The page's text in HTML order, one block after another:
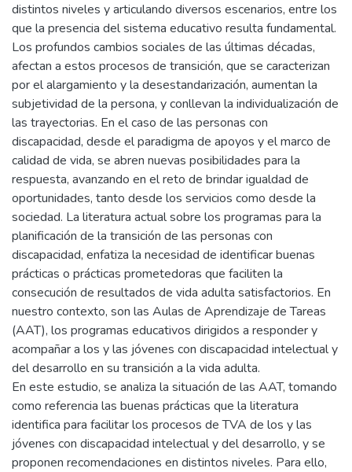
distintos niveles y articulando diversos escenarios, entre los
que la presencia del sistema educativo resulta fundamental.
Los profundos cambios sociales de las últimas décadas,
afectan a estos procesos de transición, que se caracterizan
por el alargamiento y la desestandarización, aumentan la
subjetividad de la persona, y conllevan la individualización de
las trayectorias. En el caso de las personas con
discapacidad, desde el paradigma de apoyos y el marco de
calidad de vida, se abren nuevas posibilidades para la
respuesta, avanzando en el reto de brindar igualdad de
oportunidades, tanto desde los servicios como desde la
sociedad. La literatura actual sobre los programas para la
planificación de la transición de las personas con
discapacidad, enfatiza la necesidad de identificar buenas
prácticas o prácticas prometedoras que faciliten la
consecución de resultados de vida adulta satisfactorios. En
nuestro contexto, son las Aulas de Aprendizaje de Tareas
(AAT), los programas educativos dirigidos a responder y
acompañar a los y las jóvenes con discapacidad intelectual y
del desarrollo en su transición a la vida adulta.
En este estudio, se analiza la situación de las AAT, tomando
como referencia las buenas prácticas que la literatura
identifica para facilitar los procesos de TVA de los y las
jóvenes con discapacidad intelectual y del desarrollo, y se
proponen recomendaciones en distintos niveles. Para ello,